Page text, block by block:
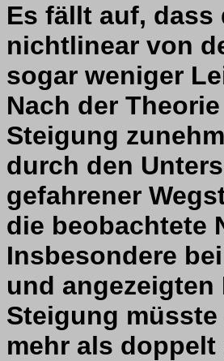
Es fällt auf,
nichtlinear von
sogar weniger
Nach der
Steigung
durch den
gefahrener
die beobachtete
Insbesondere
und
Steigung
mehr als